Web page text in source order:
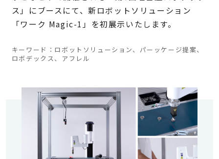
ス」にブースにて、新ロボットソリューション
「ワーク Magic-1」を初展示いたします。
キーワード：ロボットソリューション、パーッケージ提案、
ロボデックス、アフレル